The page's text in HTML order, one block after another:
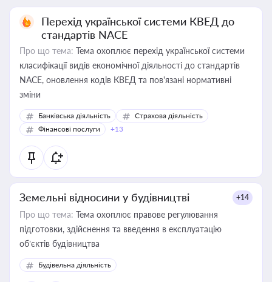
Перехід української системи КВЕД до
стандартів NACE
Про що тема: Тема охоплює перехід української системи
класифікації видів економічної діяльності до стандартів
NACE, оновлення кодів КВЕД та пов'язані нормативні
зміни
Банківська діяльність
Страхова діяльність
Фінансові послуги
+13
Земельні відносини у будівництві +14
Про що тема: Тема охоплює правове регулювання
підготовки, здійснення та введення в експлуатацію
об’єктів будівництва
Будівельна діяльність